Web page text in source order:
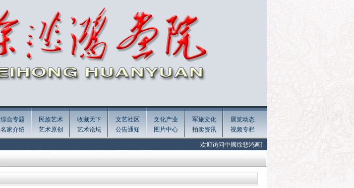
综合专题
名家介绍
民族艺术
艺术原创
收藏天下
艺术论坛
文艺社区
公告通知
文化产业
图片中心
军旅文化
拍卖资讯
展览动态
视频专栏
欢迎访问中國徐悲鸿画院官方网站 Welcome to the official